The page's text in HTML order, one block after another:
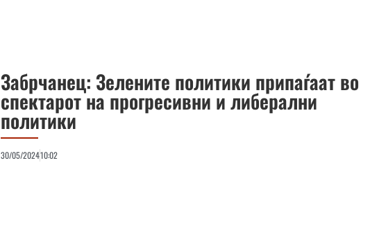
Забрчанец: Зелените политики припаѓаат во
спектарот на прогресивни и либерални
политики
30/05/202410:02